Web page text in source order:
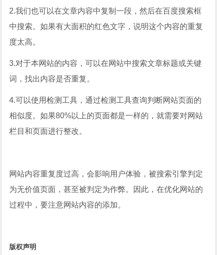
2.我们也可以在文章内容中复制一段，然后在百度搜索框
中搜索。如果有大面积的红色文字，说明这个内容的重复
度太高。
3.对于本网站的内容，可以在网站中搜索文章标题或关键
词，找出内容是否重复。
4.可以使用检测工具，通过检测工具查询判断网站页面的
相似度。如果80%以上的页面都是一样的，就需要对网站
栏目和页面进行整改。
网站内容重复度过高，会影响用户体验，被搜索引擎判定
为无价值页面，甚至被判定为作弊。因此，在优化网站的
过程中，要注意网站内容的添加。
版权声明